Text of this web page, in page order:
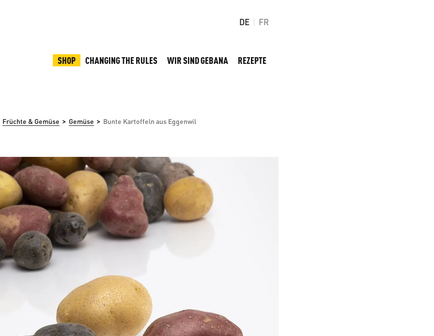
DE FR
SHOP CHANGING THE RULES WIR SIND GEBANA REZEPTE
Früchte & Gemüse > Gemüse > Bunte Kartoffeln aus Eggenwil